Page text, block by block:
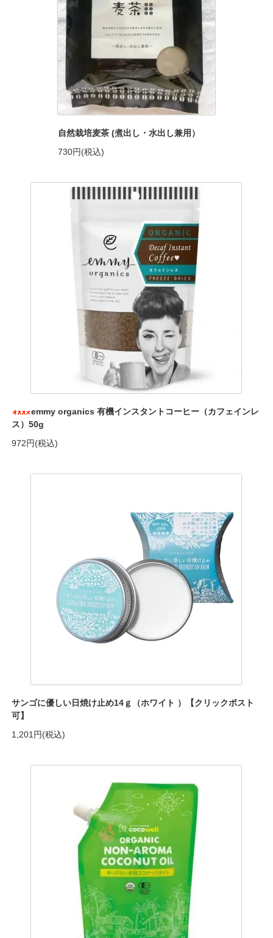
自然栽培麦茶 (煮出し・水出し兼用）
730円(税込)
emmy organics 有機インスタントコーヒー（カフェインレ
ス）50g
972円(税込)
サンゴに優しい日焼け止め14ｇ（ホワイト ）【クリックポスト
可】
1,201円(税込)